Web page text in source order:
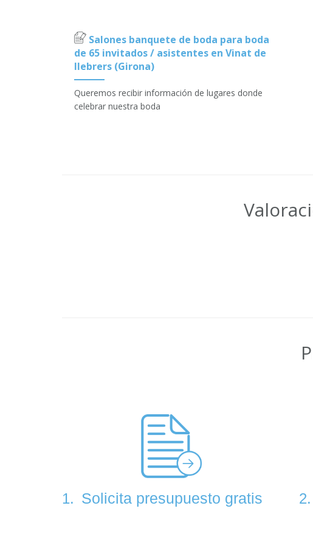
Salones banquete de boda para boda
de 65 invitados / asistentes en Vinat de
llebrers (Girona)
Queremos recibir información de lugares donde
celebrar nuestra boda
1. Solicita presupuesto gratis 2.